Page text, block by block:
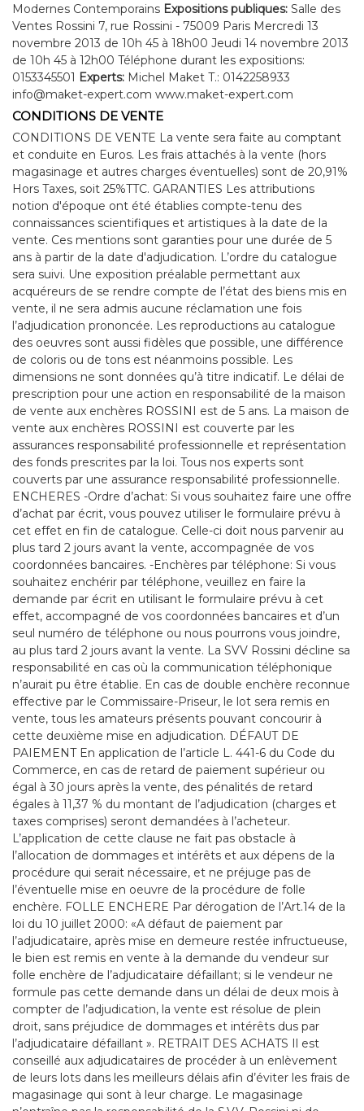
Modernes Contemporains Expositions publiques: Salle des
Ventes Rossini 7, rue Rossini - 75009 Paris Mercredi 13
novembre 2013 de 10h 45 à 18h00 Jeudi 14 novembre 2013
de 10h 45 à 12h00 Téléphone durant les expositions:
0153345501 Experts: Michel Maket T.: 0142258933
info@maket-expert.com www.maket-expert.com
CONDITIONS DE VENTE
CONDITIONS DE VENTE La vente sera faite au comptant
et conduite en Euros. Les frais attachés à la vente (hors
magasinage et autres charges éventuelles) sont de 20,91%
Hors Taxes, soit 25%TTC. GARANTIES Les attributions
notion d'époque ont été établies compte-tenu des
connaissances scientifiques et artistiques à la date de la
vente. Ces mentions sont garanties pour une durée de 5
ans à partir de la date d'adjudication. L’ordre du catalogue
sera suivi. Une exposition préalable permettant aux
acquéreurs de se rendre compte de l’état des biens mis en
vente, il ne sera admis aucune réclamation une fois
l’adjudication prononcée. Les reproductions au catalogue
des oeuvres sont aussi fidèles que possible, une différence
de coloris ou de tons est néanmoins possible. Les
dimensions ne sont données qu’à titre indicatif. Le délai de
prescription pour une action en responsabilité de la maison
de vente aux enchères ROSSINI est de 5 ans. La maison de
vente aux enchères ROSSINI est couverte par les
assurances responsabilité professionnelle et représentation
des fonds prescrites par la loi. Tous nos experts sont
couverts par une assurance responsabilité professionnelle.
ENCHERES -Ordre d’achat: Si vous souhaitez faire une offre
d’achat par écrit, vous pouvez utiliser le formulaire prévu à
cet effet en fin de catalogue. Celle-ci doit nous parvenir au
plus tard 2 jours avant la vente, accompagnée de vos
coordonnées bancaires. -Enchères par téléphone: Si vous
souhaitez enchérir par téléphone, veuillez en faire la
demande par écrit en utilisant le formulaire prévu à cet
effet, accompagné de vos coordonnées bancaires et d’un
seul numéro de téléphone ou nous pourrons vous joindre,
au plus tard 2 jours avant la vente. La SVV Rossini décline sa
responsabilité en cas où la communication téléphonique
n’aurait pu être établie. En cas de double enchère reconnue
effective par le Commissaire-Priseur, le lot sera remis en
vente, tous les amateurs présents pouvant concourir à
cette deuxième mise en adjudication. DÉFAUT DE
PAIEMENT En application de l’article L. 441-6 du Code du
Commerce, en cas de retard de paiement supérieur ou
égal à 30 jours après la vente, des pénalités de retard
égales à 11,37 % du montant de l’adjudication (charges et
taxes comprises) seront demandées à l’acheteur.
L’application de cette clause ne fait pas obstacle à
l’allocation de dommages et intérêts et aux dépens de la
procédure qui serait nécessaire, et ne préjuge pas de
l’éventuelle mise en oeuvre de la procédure de folle
enchère. FOLLE ENCHERE Par dérogation de l’Art.14 de la
loi du 10 juillet 2000: «A défaut de paiement par
l’adjudicataire, après mise en demeure restée infructueuse,
le bien est remis en vente à la demande du vendeur sur
folle enchère de l’adjudicataire défaillant; si le vendeur ne
formule pas cette demande dans un délai de deux mois à
compter de l’adjudication, la vente est résolue de plein
droit, sans préjudice de dommages et intérêts dus par
l’adjudicataire défaillant ». RETRAIT DES ACHATS Il est
conseillé aux adjudicataires de procéder à un enlèvement
de leurs lots dans les meilleurs délais afin d’éviter les frais de
magasinage qui sont à leur charge. Le magasinage